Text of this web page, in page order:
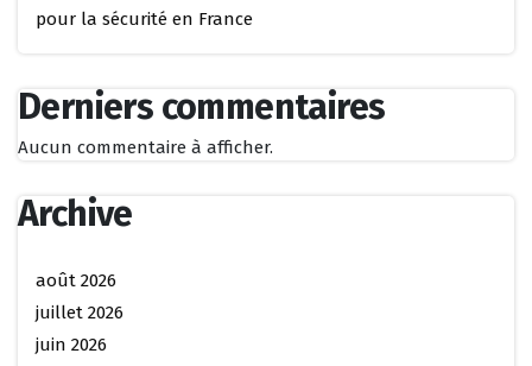
pour la sécurité en France
Derniers commentaires
Aucun commentaire à afficher.
Archive
août 2026
juillet 2026
juin 2026